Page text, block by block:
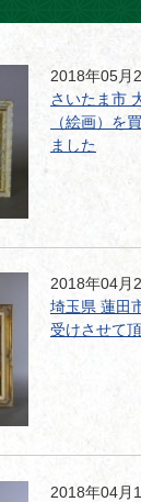
2018年05月
さいたま市
（絵画）を
ました
2018年04月
埼玉県 蓮田
受けさせて
2018年04月